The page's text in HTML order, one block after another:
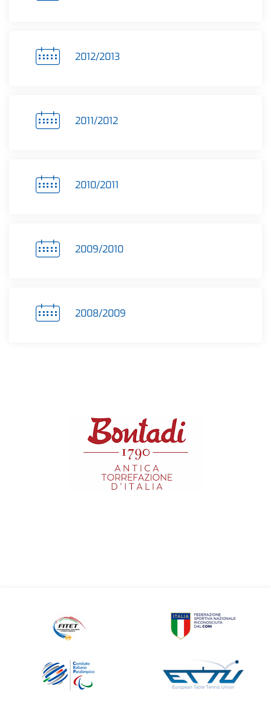
2012/2013
2011/2012
2010/2011
2009/2010
2008/2009